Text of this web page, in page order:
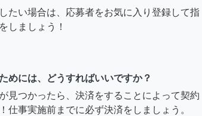
たい場合は、応募者をお気に入り登録して指
しましょう！
めには、どうすればいいですか？
見つかったら、決済をすることによって契約
仕事実施前までに必ず決済をしましょう。